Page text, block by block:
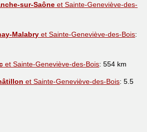
sur-Saône et Sainte-Geneviève-des-
Malabry et Sainte-Geneviève-des-Bois:
et Sainte-Geneviève-des-Bois: 554 km
et Sainte-Geneviève-des-Bois: 5.5